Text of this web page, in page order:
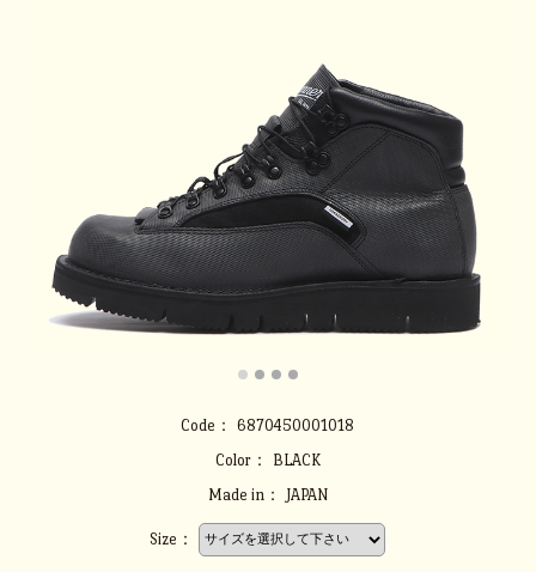
Code：
6870450001018
Color：
BLACK
Made in：
JAPAN
Size：